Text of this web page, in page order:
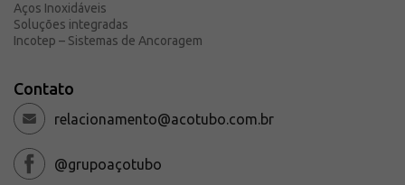
ESG
Trabalhe conosco
Aços Inoxidáveis
Soluções integradas
Incotep – Sistemas de Ancoragem
Contato
relacionamento@acotubo.com.br
@grupoaçotubo